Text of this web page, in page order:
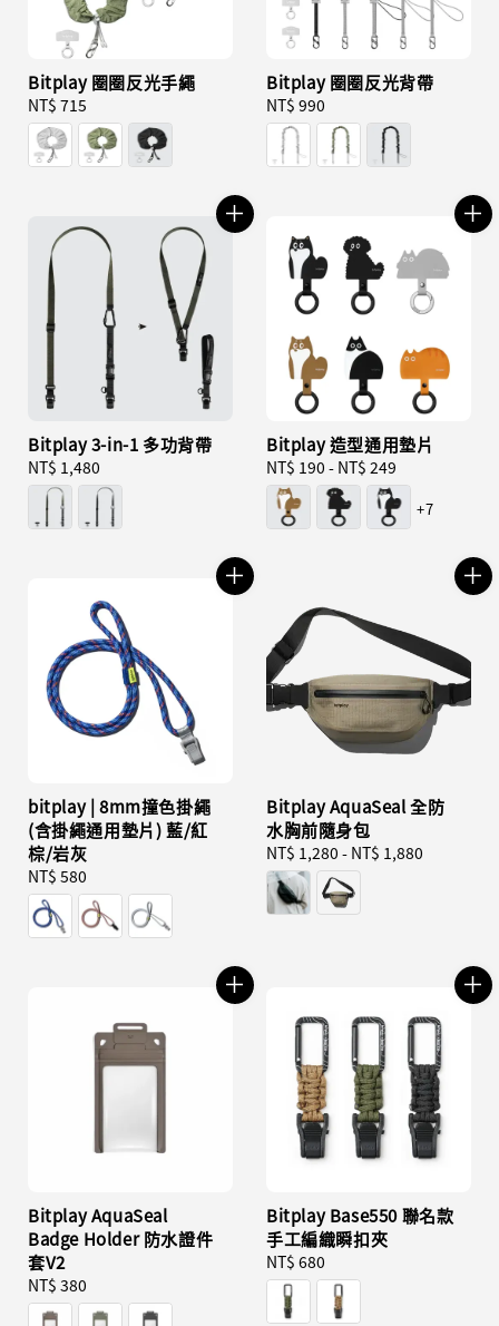
Bitplay 圈圈反光手繩
Regular
price
NT$ 715
Bitplay 圈圈反光背帶
Regular
price
NT$ 990
Bitplay 3-in-1 多功背帶
Regular
price
NT$ 1,480
Bitplay 造型通用墊片
Regular
price
NT$ 190 - NT$ 249
+7
bitplay | 8mm撞色掛繩
(含掛繩通用墊片) 藍/紅
棕/岩灰
Regular
price
NT$ 580
Bitplay AquaSeal 全防
水胸前隨身包
Regular
price
NT$ 1,280 - NT$ 1,880
Bitplay AquaSeal
Badge Holder 防水證件
套V2
Regular
price
NT$ 380
Bitplay Base550 聯名款
手工編織瞬扣夾
Regular
price
NT$ 680